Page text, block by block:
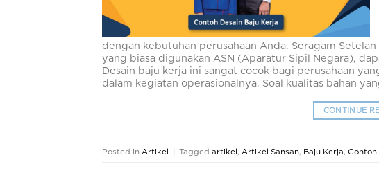
dengan kebutuhan perusahaan Anda. Seragam
yang biasa digunakan ASN (Aparatur Sipil Negara),
Desain baju kerja ini sangat cocok bagi perusahaan
dalam kegiatan operasionalnya. Soal kualitas bahan
CONTINUE
Posted in Artikel Tagged artikel , Artikel Sansan, Baju Kerja, Contoh